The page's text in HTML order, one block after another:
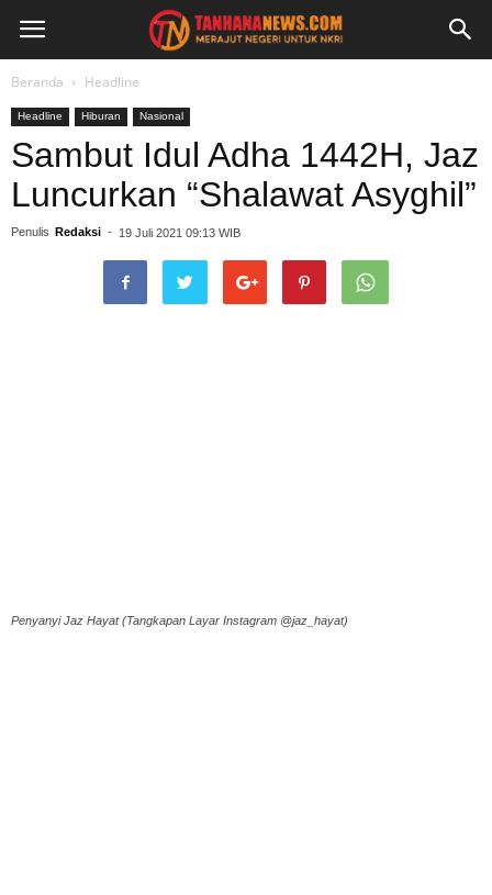
Beranda Headline
Headline Hiburan Nasional
Sambut Idul Adha 1442H, Jaz
Luncurkan “Shalawat Asyghil”
Penulis Redaksi - 19 Juli 2021 09:13 WIB
Penyanyi Jaz Hayat (Tangkapan Layar Instagram @jaz_hayat)